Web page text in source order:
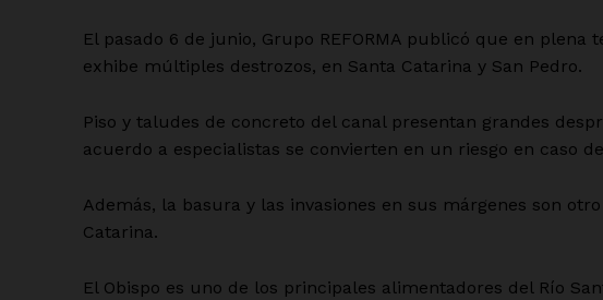
El pasado 6 de junio, Grupo REFORMA publicó que en plena
exhibe múltiples destrozos, en Santa Catarina y San Pedro.
Piso y taludes de concreto del canal presentan grandes
acuerdo a especialistas se convierten en un riesgo en caso
Además, la basura y las invasiones en sus márgenes son
Catarina.
El Obispo es uno de los principales alimentadores del Río